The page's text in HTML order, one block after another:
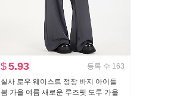
$5.93 등록 수 163
실사 로우 웨이스트 정장 바지 아이들
봄 가을 여름 새로운 루즈핏 도루 가을